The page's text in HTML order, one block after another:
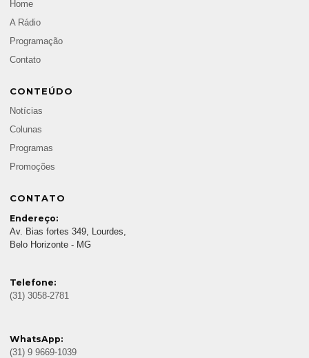
Home
A Rádio
Programação
Contato
CONTEÚDO
Notícias
Colunas
Programas
Promoções
CONTATO
Endereço:
Av. Bias fortes 349, Lourdes,
Belo Horizonte - MG
Telefone:
(31) 3058-2781
WhatsApp:
(31) 9 9669-1039